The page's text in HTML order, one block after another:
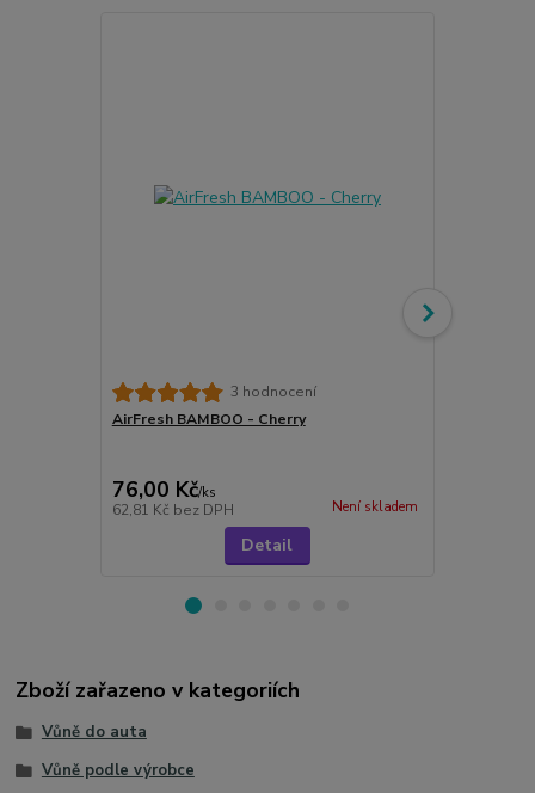
3 hodnocení
AirFresh BAMBOO - Cherry
76,00 Kč/ks
62,81 Kč bez DPH Není skladem
Detail
Zboží zařazeno v kategoriích
Vůně do auta
Vůně podle výrobce